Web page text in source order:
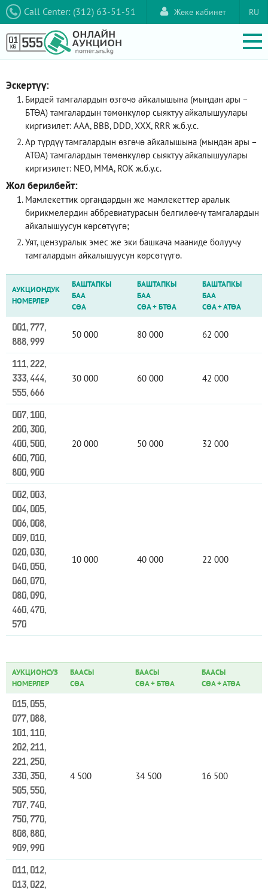
Call Center: (312) 63-51-51 RU
Жеке кабинет
Эскертүү:
Бирдей тамгалардын өзгөчө айкалышына (мындан ары –
БТӨА) тамгалардын төмөнкүлөр сыяктуу айкалышуулары
киргизилет: AAA, ВВВ, DDD, XXX, RRR ж.б.у.с.
Ар түрдүү тамгалардын өзгөчө айкалышына (мындан ары –
АТӨА) тамгалардын төмөнкүлөр сыяктуу айкалышуулары
киргизилет: NEO, ММА, ROK ж.б.у.с.
Жол берилбейт:
Мамлекеттик органдардын же мамлекеттер аралык
бирикмелердин аббревиатурасын белгилөөчү тамгалардын
айкалышуусун көрсөтүүгө;
Уят, цензуралык эмес же эки башкача мааниде болуучу
тамгалардын айкалышуусун көрсөтүүгө.
АУКЦИОНДУК
НОМЕРЛЕР
БАШТАПКЫ
БАА
СӨА
БАШТАПКЫ
БАА
СӨА+БТӨА
БАШТАПКЫ
БАА
СӨА+АТӨА
001, 777,
888, 999
50 000 80 000 62 000
111, 222,
333, 444,
555, 666
30 000 60 000 42 000
007, 100,
200, 300,
400, 500,
600, 700,
800, 900
20 000 50 000 32 000
002, 003,
004, 005,
006, 008,
009, 010,
020, 030,
040, 050,
060, 070,
080, 090,
460, 470,
570
10 000 40 000 22 000
АУКЦИОНСУЗ
НОМЕРЛЕР
БААСЫ
СӨА
БААСЫ
СӨА+БТӨА
БААСЫ
СӨА+АТӨА
015, 055,
077, 088,
101, 110,
202, 211,
221, 250,
330, 350,
505, 550,
707, 740,
750, 770,
808, 880,
909, 990
4 500 34 500 16 500
011, 012,
013, 022,